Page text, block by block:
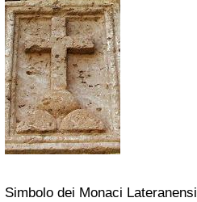
Simbolo dei Monaci Lateranensi